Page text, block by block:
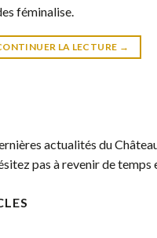
féminalise.
LA LECTURE →
actualités du
pas à revenir de temps